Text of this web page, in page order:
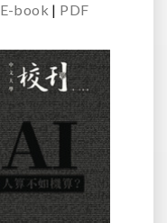
E-book | PDF